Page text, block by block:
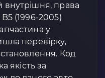
внутрішня, права
(1996-2005)
у
перевірку,
Код
якість за